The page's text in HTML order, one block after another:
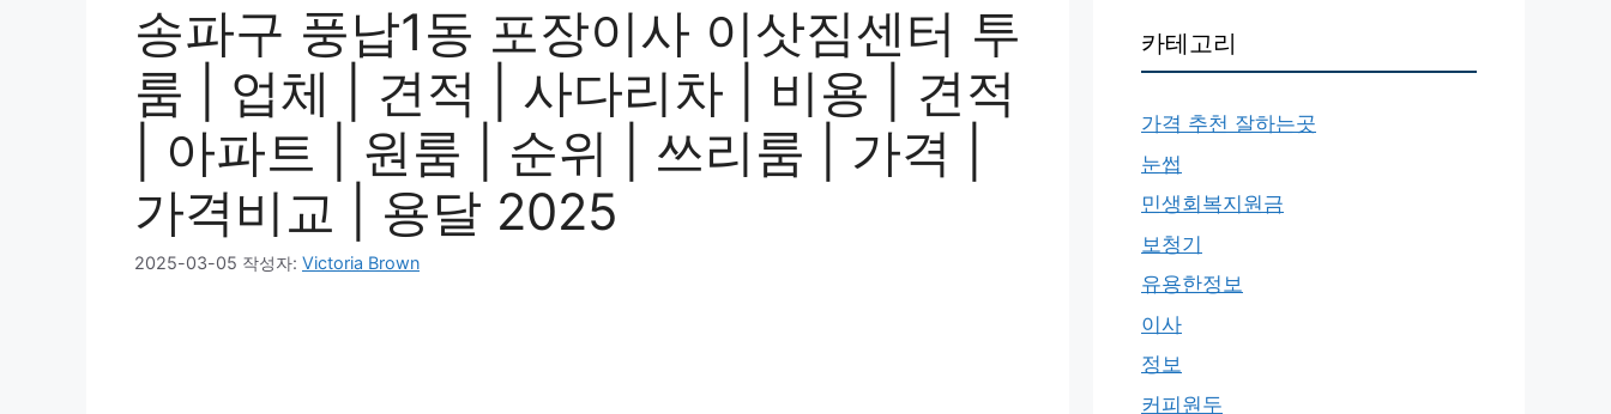
송파구 풍납1동 포장이사 이삿짐센터 투
룸 | 업체 | 견적 | 사다리차 | 비용 | 견적
| 아파트 | 원룸 | 순위 | 쓰리룸 | 가격 |
가격비교 | 용달 2025
2025-03-05 작성자: Victoria Brown
카테고리
가격 추천 잘하는곳
눈썹
민생회복지원금
보청기
유용한정보
이사
정보
커피원두